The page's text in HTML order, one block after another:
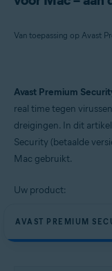
Producten:
Avast Premium
Besturingssystemen:
Apple macOS 11.x (Big
Apple macOS 10.14.x
Apple macOS 10.12.x
Avast Premium
real time tegen
dreigingen. In dit
Security (betaalde
Mac gebruikt.
Uw product:
AVAST PREMIUM